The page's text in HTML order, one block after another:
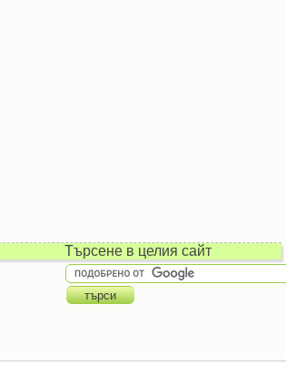
Търсене в целия сайт